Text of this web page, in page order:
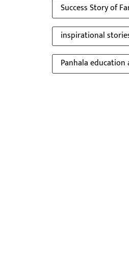
Success Story of
inspirational
Panhala education